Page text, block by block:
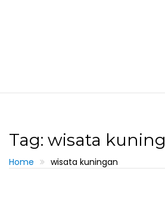
Tag: wisata
Home wisata kuningan